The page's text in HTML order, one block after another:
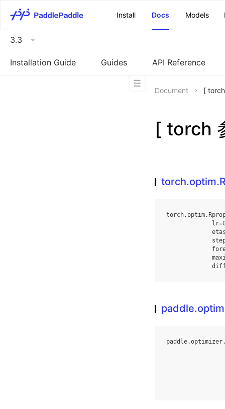
Install
Docs Models
3.3
Installation Guide Guides API Reference
Document [
[ torch
torch.optim.
lr=
paddle.optimizer